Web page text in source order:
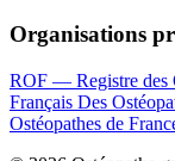
Organisations
ROF — Registre des
Français Des
Ostéopathes de